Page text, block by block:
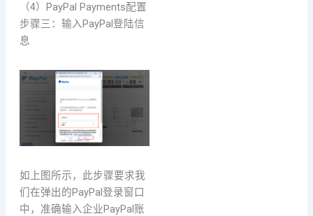
（4）PayPal Payments配置
步骤三：输入PayPal登陆信
息
如上图所示，此步骤要求我
们在弹出的PayPal登录窗口
中，准确输入企业PayPal账